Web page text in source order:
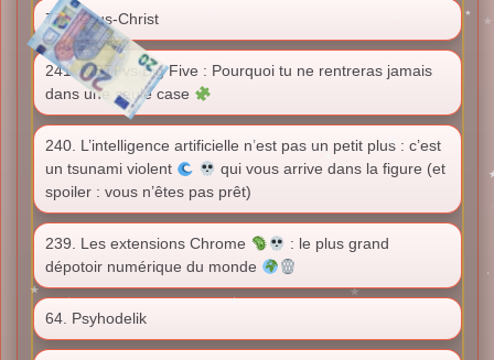
77. Jésus-Christ
241. MBTI vs Big Five : Pourquoi tu ne rentreras jamais
dans une seule case
240. L’intelligence artificielle n’est pas un petit plus : c’est
un tsunami violent
qui vous arrive dans la figure (et
spoiler : vous n’êtes pas prêt)
239. Les extensions Chrome
: le plus grand
dépotoir numérique du monde
64. Psyhodelik